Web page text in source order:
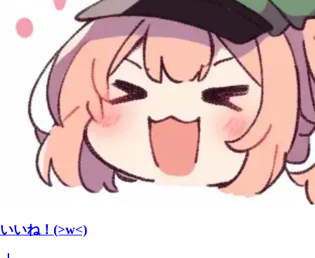
いいね！(>w<)